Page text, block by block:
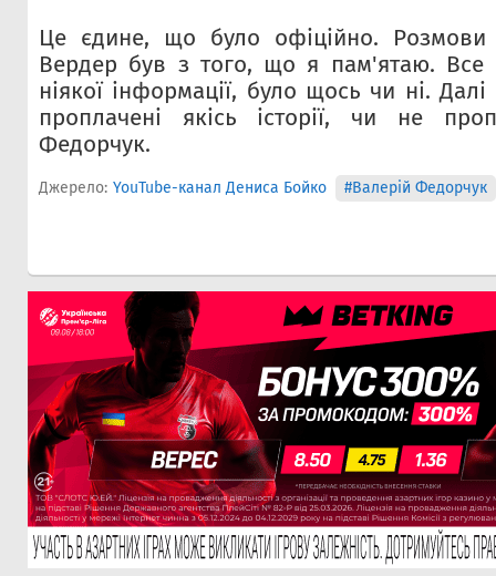
Це єдине, що було офіційно.
Вердер був з того, що я пам'ятаю.
ніякої інформації, було щось чи ні.
проплачені якісь історії, чи не
Федорчук.
Джерело: YouTube-канал Дениса Бойко #Валерій Федорчук